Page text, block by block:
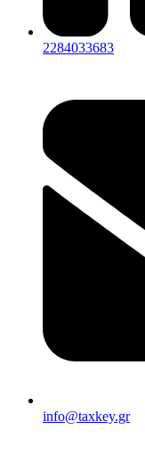
2284033683
info@taxkey.gr